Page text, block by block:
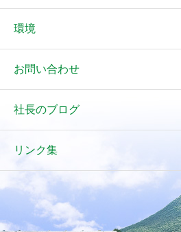
環境
お問い合わせ
社長のブログ
リンク集